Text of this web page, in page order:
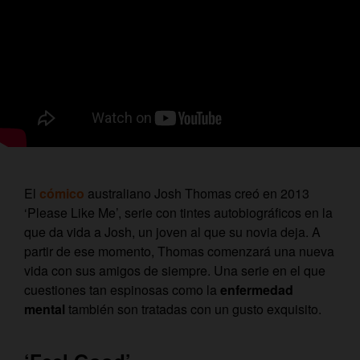
El cómico australiano Josh Thomas creó en 2013
‘Please Like Me’, serie con tintes autobiográficos en la
que da vida a Josh, un joven al que su novia deja. A
partir de ese momento, Thomas comenzará una nueva
vida con sus amigos de siempre. Una serie en el que
cuestiones tan espinosas como la enfermedad
mental también son tratadas con un gusto exquisito.